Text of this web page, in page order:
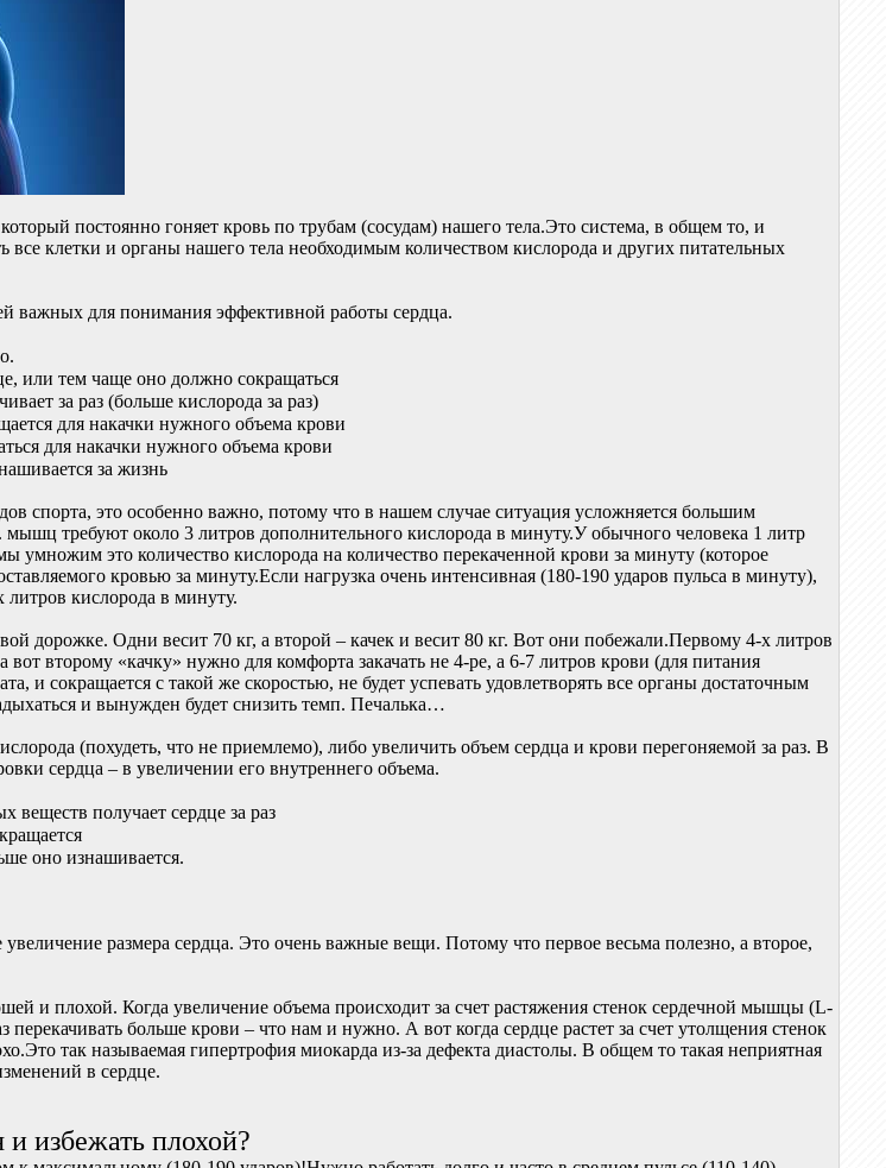
постоянно гоняет кровь по трубам (сосудам) нашего тела.Это система, в общем то, и
все клетки и органы нашего тела необходимым количеством кислорода и других питательных
важных для понимания эффективной работы сердца.
или тем чаще оно должно сокращаться
за раз (больше кислорода за раз)
для накачки нужного объема крови
для накачки нужного объема крови
за жизнь
спорта, это особенно важно, потому что в нашем случае ситуация усложняется большим
требуют около 3 литров дополнительного кислорода в минуту.У обычного человека 1 литр
умножим это количество кислорода на количество перекаченной крови за минуту (которое
кровью за минуту.Если нагрузка очень интенсивная (180-190 ударов пульса в минуту),
кислорода в минуту.
дорожке. Одни весит 70 кг, а второй – качек и весит 80 кг. Вот они побежали.Первому 4-х литров
вот второму «качку» нужно для комфорта закачать не 4-ре, а 6-7 литров крови (для питания
и сокращается с такой же скоростью, не будет успевать удовлетворять все органы достаточным
и вынужден будет снизить темп. Печалька…
(похудеть, что не приемлемо), либо увеличить объем сердца и крови перегоняемой за раз. В
сердца – в увеличении его внутреннего объема.
получает сердце за раз
оно изнашивается.
увеличение размера сердца. Это очень важные вещи. Потому что первое весьма полезно, а второе,
и плохой. Когда увеличение объема происходит за счет растяжения стенок сердечной мышцы (L-
перекачивать больше крови – что нам и нужно. А вот когда сердце растет за счет утолщения стенок
так называемая гипертрофия миокарда из-за дефекта диастолы. В общем то такая неприятная
в сердце.
избежать плохой?